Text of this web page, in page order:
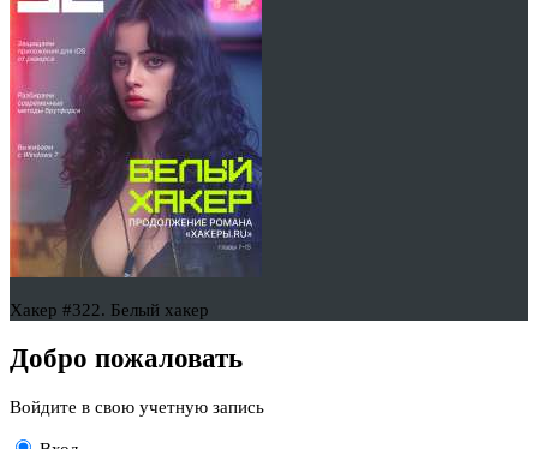
Хакер #322. Белый хакер
Добро пожаловать
Войдите в свою учетную запись